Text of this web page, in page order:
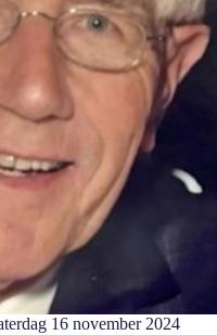
16 november 2024